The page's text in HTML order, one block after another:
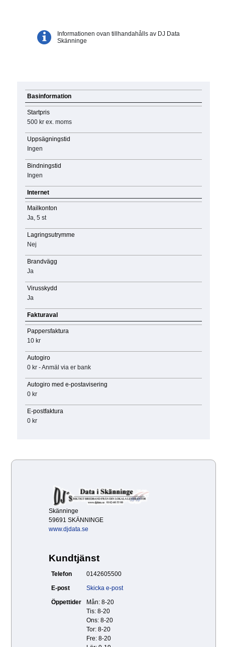
Informationen ovan tillhandahålls av DJ Data
Skänninge
Basinformation
Startpris
500 kr ex. moms
Uppsägningstid
Ingen
Bindningstid
Ingen
Internet
Mailkonton
Ja, 5 st
Lagringsutrymme
Nej
Brandvägg
Ja
Virusskydd
Ja
Fakturaval
Pappersfaktura
10 kr
Autogiro
0 kr - Anmäl via er bank
Autogiro med e-postavisering
0 kr
E-postfaktura
0 kr
Skänninge
59691 SKÄNNINGE
www.djdata.se
Kundtjänst
Telefon
0142605500
E-post
Skicka e-post
Öppettider
Mån: 8-20
Tis: 8-20
Ons: 8-20
Tor: 8-20
Fre: 8-20